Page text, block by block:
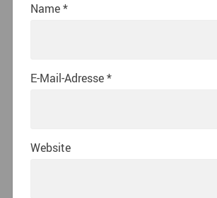
Name*
E-Mail-Adresse*
Website